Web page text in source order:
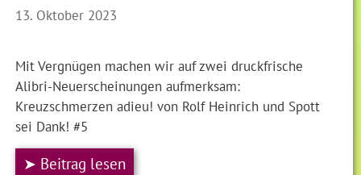
13. Oktober 2023
Mit Vergnügen machen wir auf zwei druckfrische
Alibri-Neuerscheinungen aufmerksam:
Kreuzschmerzen adieu! von Rolf Heinrich und Spott
sei Dank! #5
➤ Beitrag lesen